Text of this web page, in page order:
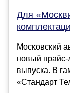
Для
Московский
новый прайс-
выпуска. В
«Стандарт